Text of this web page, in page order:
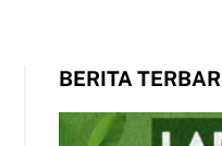
BERITA